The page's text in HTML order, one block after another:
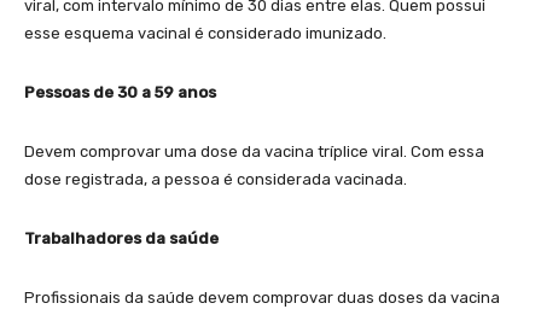
viral, com intervalo mínimo de 30 dias entre elas. Quem possui
esse esquema vacinal é considerado imunizado.
Pessoas de 30 a 59 anos
Devem comprovar uma dose da vacina tríplice viral. Com essa
dose registrada, a pessoa é considerada vacinada.
Trabalhadores da saúde
Profissionais da saúde devem comprovar duas doses da vacina